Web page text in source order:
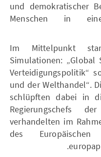
und demokratischer
Menschen in
Im Mittelpunkt
Simulationen: „Global
Verteidigungspolitik“
und der Welthandel“.
schlüpften dabei in
Regierungschefs
verhandelten im
des